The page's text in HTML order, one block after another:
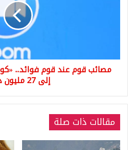
«زووم»
دولار
مصائب قوم عند قوم فوائد..
إلى 27 مليون دولار
مقالات ذات صلة